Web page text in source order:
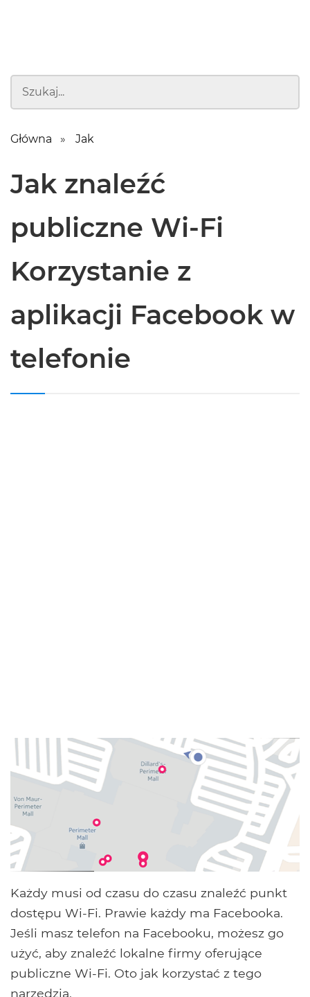
Główna Jak
Jak znaleźć
publiczne Wi-Fi
Korzystanie z
aplikacji Facebook w
telefonie
Każdy musi od czasu do czasu znaleźć punkt
dostępu Wi-Fi. Prawie każdy ma Facebooka.
Jeśli masz telefon na Facebooku, możesz go
użyć, aby znaleźć lokalne firmy oferujące
publiczne Wi-Fi. Oto jak korzystać z tego
narzędzia.